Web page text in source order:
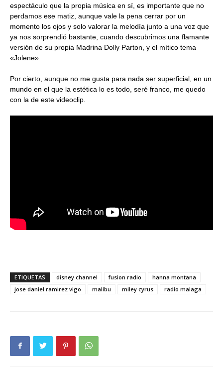
espectáculo que la propia música en sí, es importante que no
perdamos ese matiz, aunque vale la pena cerrar por un
momento los ojos y solo valorar la melodía junto a una voz que
ya nos sorprendió bastante, cuando descubrimos una flamante
versión de su propia Madrina Dolly Parton, y el mítico tema
«Jolene».
Por cierto, aunque no me gusta para nada ser superficial, en un
mundo en el que la estética lo es todo, seré franco, me quedo
con la de este videoclip.
ETIQUETAS disney channel fusion radio
hanna montana
jose daniel ramirez vigo
malibu miley cyrus radio malaga